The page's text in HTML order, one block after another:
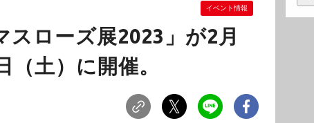
イベント情報
スローズ展2023」が2月
（土）に開催。